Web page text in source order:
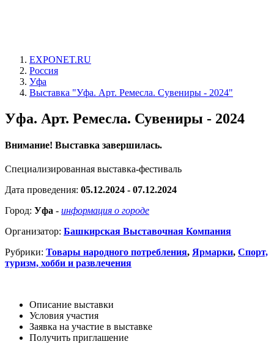
EXPONET.RU
Россия
Уфа
Выставка "Уфа. Арт. Ремесла. Сувениры - 2024"
Уфа. Арт. Ремесла. Сувениры - 2024
Внимание! Выставка завершилась.
Специализированная выставка-фестиваль
Дата проведения: 05.12.2024 - 07.12.2024
Город: Уфа - информация о городе
Организатор: Башкирская Выставочная Компания
Рубрики: Товары народного потребления, Ярмарки, Спорт,
туризм, хобби и развлечения
Описание выставки
Условия участия
Заявка на участие в выставке
Получить приглашение